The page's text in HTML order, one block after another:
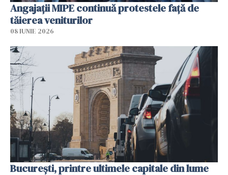
Angajaţii MIPE continuă protestele faţă de
tăierea veniturilor
08 IUNIE 2026
București, printre ultimele capitale din lume